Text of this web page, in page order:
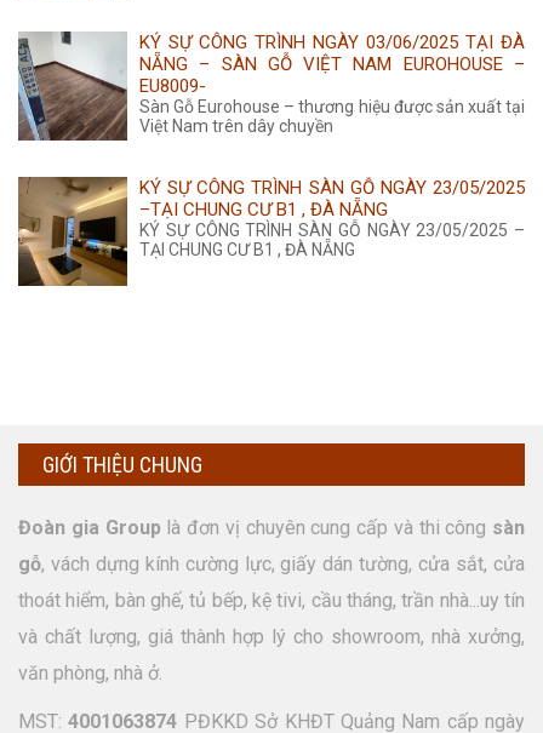
KÝ SỰ CÔNG TRÌNH NGÀY 03/06/2025 TẠI ĐÀ
NẴNG – SÀN GỖ VIỆT NAM EUROHOUSE –
EU8009-
Sàn Gỗ Eurohouse – thương hiệu được sản xuất tại
Việt Nam trên dây chuyền
KÝ SỰ CÔNG TRÌNH SÀN GỖ NGÀY 23/05/2025
–TẠI CHUNG CƯ B1 , ĐÀ NẴNG
KÝ SỰ CÔNG TRÌNH SÀN GỖ NGÀY 23/05/2025 –
TẠI CHUNG CƯ B1 , ĐÀ NẴNG
GIỚI THIỆU CHUNG
Đoàn gia Group là đơn vị chuyên cung cấp và thi công sàn
gỗ, vách dựng kính cường lực, giấy dán tường, cửa sắt, cửa
thoát hiểm, bàn ghế, tủ bếp, kệ tivi, cầu tháng, trần nhà...uy tín
và chất lượng, giá thành hợp lý cho showroom, nhà xưởng,
văn phòng, nhà ở.
MST:4001063874 PĐKKD Sở KHĐT Quảng Nam cấp ngày